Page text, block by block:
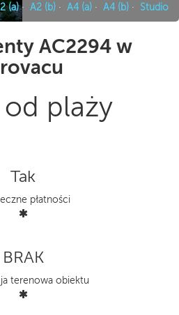
(a)· A2 (b) · A4 (a) · A4 (b) · Studio
AC2294 w
plaży
Tak
płatności
BRAK
terenowa obiektu